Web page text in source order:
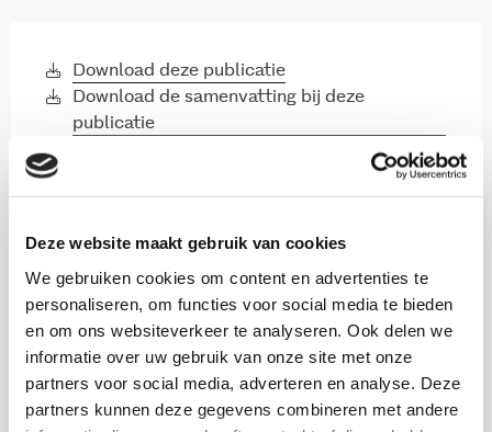
Deze website maakt gebruik van cookies
We gebruiken cookies om content en advertenties te
personaliseren, om functies voor social media te bieden
en om ons websiteverkeer te analyseren. Ook delen we
informatie over uw gebruik van onze site met onze
partners voor social media, adverteren en analyse. Deze
partners kunnen deze gegevens combineren met andere
Download deze publicatie
Download de samenvatting bij deze
publicatie
Onderzoekers
Mehmet Day
Medior onderzoeker